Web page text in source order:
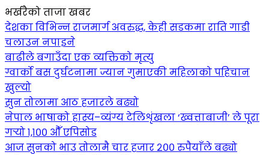
भर्खरैको ताजा खबर
देशका विभिन्न राजमार्ग अवरुद्ध, केही सडकमा राति गाडी
चलाउन नपाइने
बाढीले बगाउँदा एक व्यक्तिको मृत्यु
ग्वार्को बस दुर्घटनामा ज्यान गुमाएकी महिलाको पहिचान
खुल्यो
सुन तोलामा आठ हजारले बढ्यो
नेपाल भाषाको हास्य–व्यंग्य टेलिशृंखला ‘ख्वत्ताबाजी’ ले पूरा
गर्‍यो १,१०० औँ एपिसोड
आज सुनको भाउ तोलामै चार हजार २०० रुपैयाँले बढ्यो